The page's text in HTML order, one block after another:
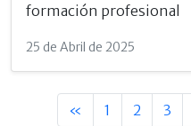
formación profesional
25 de Abril de 2025
« 1 2 3